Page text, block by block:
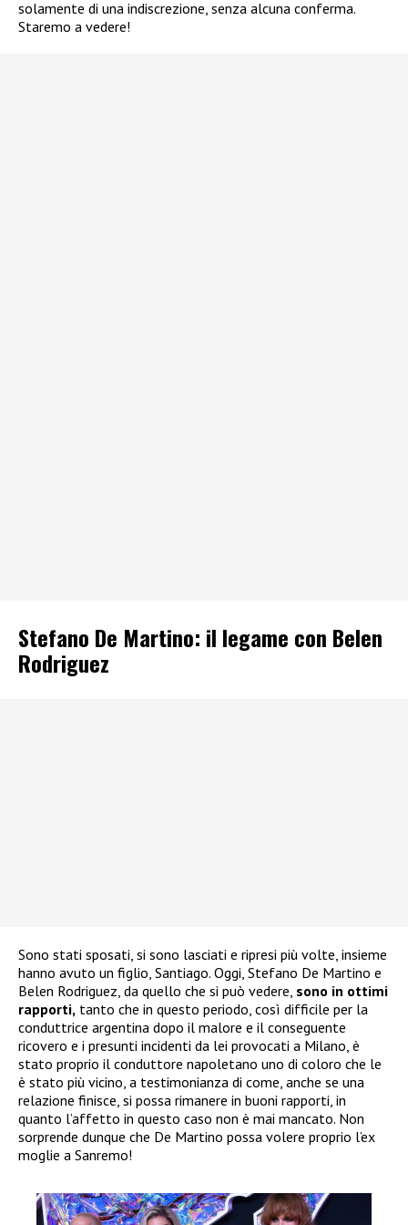
solamente di una indiscrezione, senza alcuna conferma.
Staremo a vedere!
Stefano De Martino: il legame con Belen
Rodriguez
Sono stati sposati, si sono lasciati e ripresi più volte, insieme
hanno avuto un figlio, Santiago. Oggi, Stefano De Martino e
Belen Rodriguez, da quello che si può vedere, sono in ottimi
rapporti, tanto che in questo periodo, così difficile per la
conduttrice argentina dopo il malore e il conseguente
ricovero e i presunti incidenti da lei provocati a Milano, è
stato proprio il conduttore napoletano uno di coloro che le
è stato più vicino, a testimonianza di come, anche se una
relazione finisce, si possa rimanere in buoni rapporti, in
quanto l’affetto in questo caso non è mai mancato. Non
sorprende dunque che De Martino possa volere proprio l’ex
moglie a Sanremo!